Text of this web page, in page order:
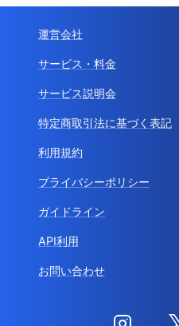
運営会社
サービス・料金
サービス説明会
特定商取引法に基づく表記
利用規約
プライバシーポリシー
ガイドライン
API利用
お問い合わせ